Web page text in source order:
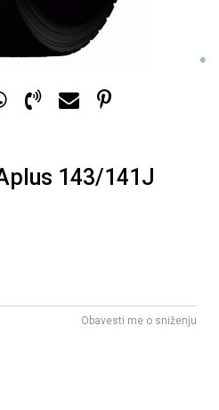
143/141J
Obavesti me o sniženju